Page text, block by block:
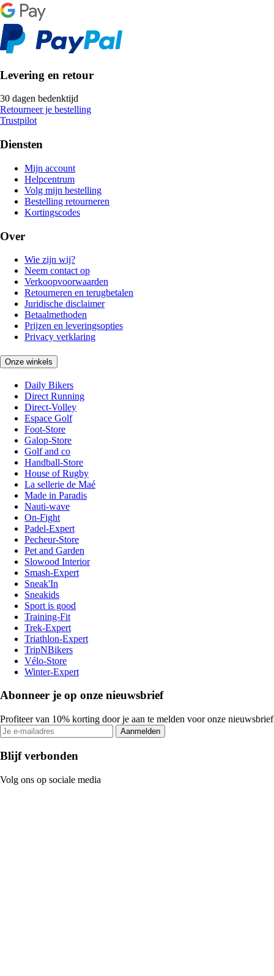
Levering en retour
30 dagen bedenktijd
Retourneer je bestelling
Trustpilot
Diensten
Mijn account
Helpcentrum
Volg mijn bestelling
Bestelling retourneren
Kortingscodes
Over
Wie zijn wij?
Neem contact op
Verkoopvoorwaarden
Retourneren en terugbetalen
Juridische disclaimer
Betaalmethoden
Prijzen en leveringsopties
Privacy verklaring
Onze winkels
Daily Bikers
Direct Running
Direct-Volley
Espace Golf
Foot-Store
Galop-Store
Golf and co
Handball-Store
House of Rugby
La sellerie de Maé
Made in Paradis
Nauti-wave
On-Fight
Padel-Expert
Pecheur-Store
Pet and Garden
Slowood Interior
Smash-Expert
Sneak'In
Sneakids
Sport is good
Training-Fit
Trek-Expert
Triathlon-Expert
TripNBikers
Vélo-Store
Winter-Expert
Abonneer je op onze nieuwsbrief
Profiteer van 10% korting door je aan te melden voor onze nieuwsbrief
Aanmelden
Blijf verbonden
Volg ons op sociale media